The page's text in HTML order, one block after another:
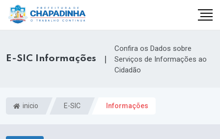
E-SIC Informações |
Confira os Dados sobre
Serviços de Informações ao
Cidadão
inicio E-SIC Informações